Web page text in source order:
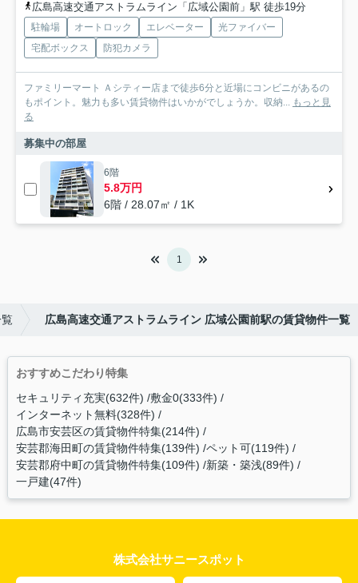
広島高速交通アストラムライン「広域公園前」駅 徒歩19分
駐輪場 オートロック エレベーター
光ファイバー
宅配ボックス
防犯カメラ
ファミリーマート Ａシティー店まで徒歩6分と近場にコンビニがあるの
もポイント。魅力も多い賃貸物件はいかがでしょうか。収納... もっと見
る
募集中の部屋
6階
5.8万円
6階 / 28.07㎡ / 1K
1
広島高速交通アストラムライン 広域公園前駅の賃貸物件一覧
おすすめこだわり特集
セキュリティ充実(632件) 敷金0(333件)
インターネット無料(328件)
広島市安芸区の賃貸物件特集(214件)
安芸郡海田町の賃貸物件特集(139件) ペット可(119件)
安芸郡府中町の賃貸物件特集(109件) 新築・築浅(89件)
一戸建(47件)
株式会社サニースポット